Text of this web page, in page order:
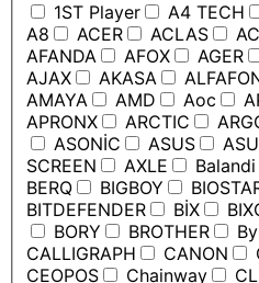
1ST Player
A4 TECH
A8
ACER ACLAS
AFANDA
AFOX AGER
AJAX
AKASA
AMAYA
AMD Aoc
APRONX
ARCTIC
ASONİC
ASUS
SCREEN
AXLE Balandi
BERQ
BIGBOY
BITDEFENDER
BİX
BORY
BROTHER
CALLIGRAPH
CANON
CEOPOS
Chainway